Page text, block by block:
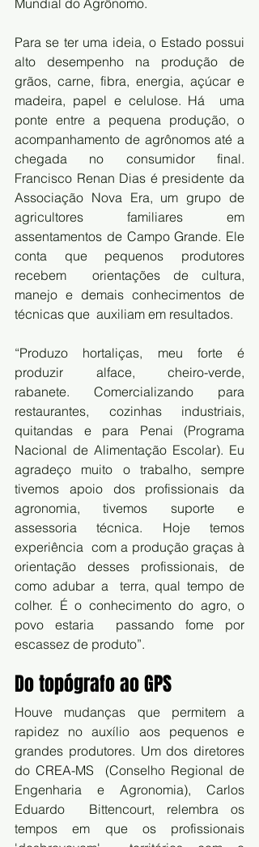
Para se ter uma ideia, o Estado possui
alto desempenho na produção de
grãos, carne, fibra, energia, açúcar e
madeira, papel e celulose. Há  uma
ponte entre a pequena produção, o
acompanhamento de agrônomos até a
chegada no consumidor final.
Francisco Renan Dias é presidente da
Associação Nova Era, um grupo de
agricultores familiares em
assentamentos de Campo Grande. Ele
conta que pequenos produtores
recebem  orientações de cultura,
manejo e demais conhecimentos de
técnicas que  auxiliam em resultados.
“Produzo hortaliças, meu forte é
produzir alface, cheiro-verde,
rabanete. Comercializando para
restaurantes, cozinhas industriais,
quitandas e para Penai (Programa
Nacional de Alimentação Escolar). Eu
agradeço muito o trabalho, sempre
tivemos apoio dos profissionais da
agronomia, tivemos suporte e
assessoria técnica. Hoje temos
experiência  com a produção graças à
orientação desses profissionais, de
como adubar a  terra, qual tempo de
colher. É o conhecimento do agro, o
povo estaria  passando fome por
escassez de produto”.
Do topógrafo ao GPS
Houve mudanças que permitem a
rapidez no auxílio aos pequenos e
grandes produtores. Um dos diretores
do CREA-MS  (Conselho Regional de
Engenharia e Agronomia), Carlos
Eduardo  Bittencourt, relembra os
tempos em que os profissionais